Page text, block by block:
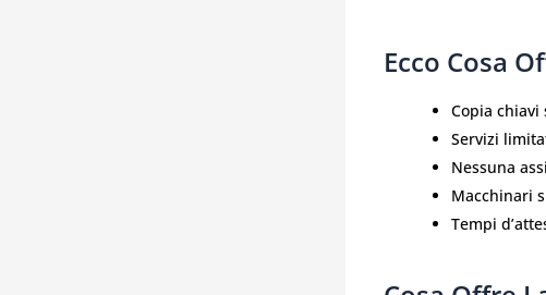
Ecco Cosa
Copia
Servizi
Nessuna
Macchinari
Tempi